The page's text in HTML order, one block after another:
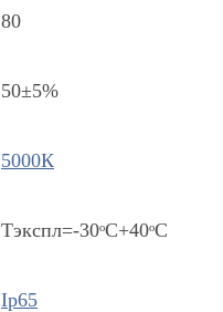
80
50±5%
5000К
Тэкспл=-30ᵒС+40ᵒС
Ip65